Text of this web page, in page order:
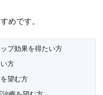
めです。
プ効果を得たい方
方
望む方